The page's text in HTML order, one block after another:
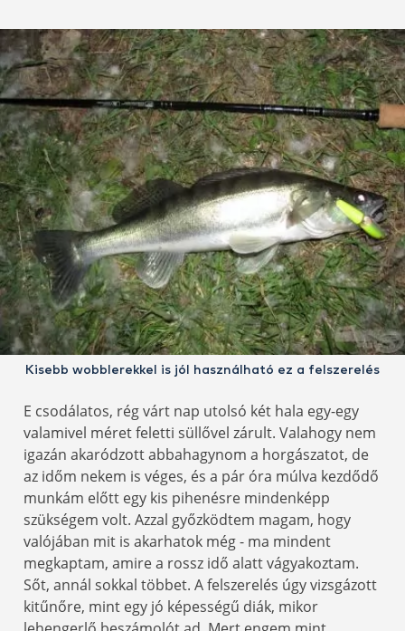
Kisebb wobblerekkel is jól használható ez a felszerelés
E csodálatos, rég várt nap utolsó két hala egy-egy
valamivel méret feletti süllővel zárult. Valahogy nem
igazán akaródzott abbahagynom a horgászatot, de
az időm nekem is véges, és a pár óra múlva kezdődő
munkám előtt egy kis pihenésre mindenképp
szükségem volt. Azzal győzködtem magam, hogy
valójában mit is akarhatok még - ma mindent
megkaptam, amire a rossz idő alatt vágyakoztam.
Sőt, annál sokkal többet. A felszerelés úgy vizsgázott
kitűnőre, mint egy jó képességű diák, mikor